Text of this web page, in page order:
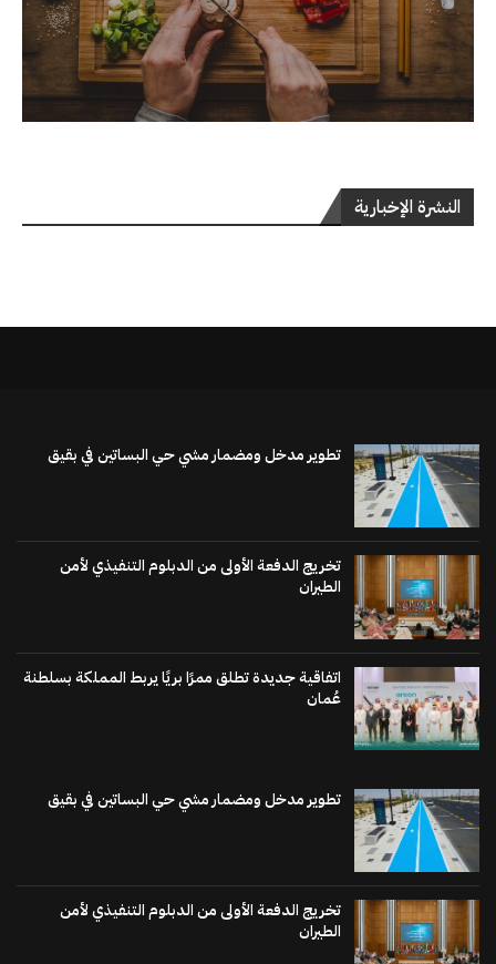
النشرة الإخبارية
تطوير مدخل ومضمار مشي حي البساتين في بقيق
تخريج الدفعة الأولى من الدبلوم التنفيذي لأمن
الطيران
اتفاقية جديدة تطلق ممرًا بريًا يربط المملكة بسلطنة
عُمان
تطوير مدخل ومضمار مشي حي البساتين في بقيق
تخريج الدفعة الأولى من الدبلوم التنفيذي لأمن
الطيران